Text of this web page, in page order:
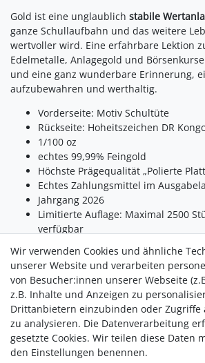
Gold ist eine unglaublich stabile
ganze Schullaufbahn und das weitere
wertvoller wird. Eine erfahrbare Lektion
Edelmetalle, Anlagegold und
und eine ganz wunderbare Erinnerung,
aufzubewahren und werthaltig.
Vorderseite: Motiv Schultüte
Rückseite: Hoheitszeichen DR
1/100 oz
echtes 99,99% Feingold
Höchste Prägequalität „Polierte
Echtes Zahlungsmittel im
Jahrgang 2026
Limitierte Auflage: Maximal 2500
verfügbar
Tafel) und mit zusätzlicher Faltkarte
Zum Lieferumfang gehört auch eine
Luftballon-Motiv; diese kann
beschriftet werden.
Wir verwenden Cookies und ähnliche
unserer Website und verarbeiten
von Besucher:innen unserer Webseite
z.B. Inhalte und Anzeigen zu
Drittanbietern einzubinden oder Zugriffe
zu analysieren. Die Datenverarbeitung
gesetzte Cookies. Wir teilen diese Daten
den Einstellungen benennen.